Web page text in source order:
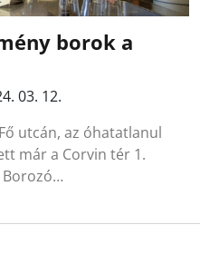
borok a
03. 12.
utcán, az óhatatlanul
már a Corvin tér 1.